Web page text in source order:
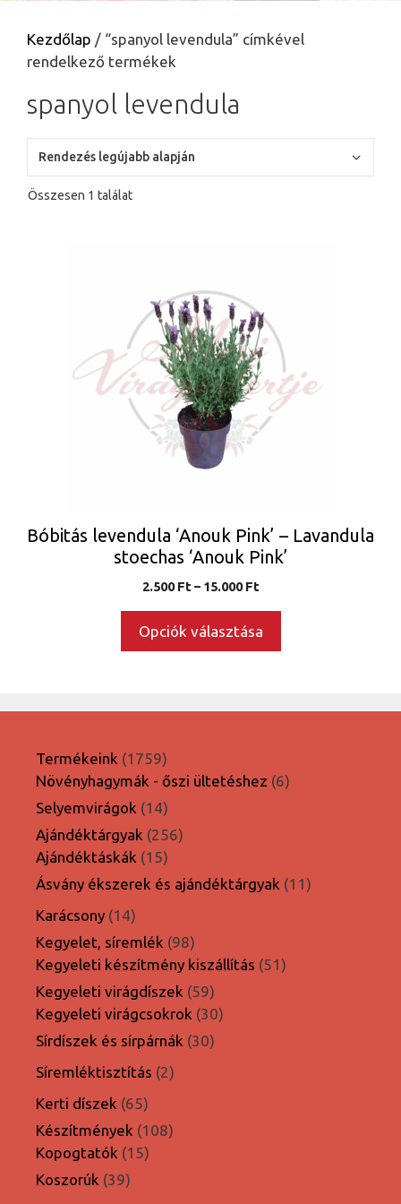
Kezdőlap / “spanyol levendula” címkével
rendelkező termékek
spanyol levendula
Összesen 1 találat
Bóbitás levendula ‘Anouk Pink’ – Lavandula
stoechas ‘Anouk Pink’
2.500Ft – 15.000FtÁrtartomány:
15.000 Ft
Opciók választása
Termékeink 17591759
termék
Növényhagymák - őszi ültetéshez 66
Selyemvirágok 1414
termék
Ajándéktárgyak 256256
Ajándéktáskák 1515
termék
Ásvány ékszerek és ajándéktárgyak 1111
Karácsony 1414
termék
Kegyelet, síremlék 9898
termék
Kegyeleti készítmény kiszállítás 5151
Kegyeleti virágdíszek 5959
termék
Kegyeleti virágcsokrok 3030
Sírdíszek és sírpárnák 3030
Síremléktisztítás 22
Kerti díszek 6565
termék
Készítmények 108108
Kopogtatók 1515
Koszorúk 3939